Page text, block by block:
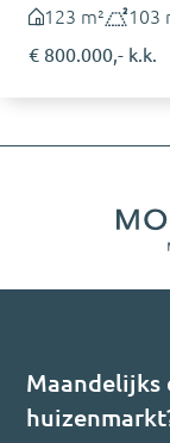
123 m²
103
€ 800.000,- k.k.
Maandelijks